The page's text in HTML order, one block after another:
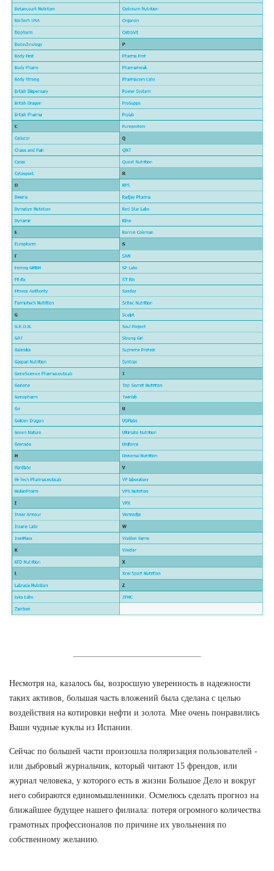
Несмотря на, казалось бы, возросшую уверенность в надежности
таких активов, большая часть вложений была сделана с целью
воздействия на котировки нефти и золота. Мне очень понравились
Ваши чудные куклы из Испании.
Сейчас по большей части произошла поляризация пользователей -
или дыбровый журнальчик, который читают 15 френдов, или
журнал человека, у которого есть в жизни Большое Дело и вокруг
него собираются единомышленники. Осмелюсь сделать прогноз на
ближайшее будущее нашего филиала: потеря огромного количества
грамотных профессионалов по причине их увольнения по
собственному желанию.